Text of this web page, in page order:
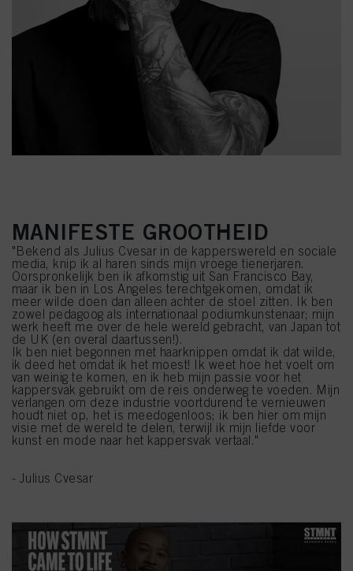
MANIFESTE GROOTHEID
"Bekend als Julius Cvesar in de kapperswereld en sociale
media, knip ik al haren sinds mijn vroege tienerjaren.
Oorspronkelijk ben ik afkomstig uit San Francisco Bay,
maar ik ben in Los Angeles terechtgekomen, omdat ik
meer wilde doen dan alleen achter de stoel zitten. Ik ben
zowel pedagoog als internationaal podiumkunstenaar; mijn
werk heeft me over de hele wereld gebracht, van Japan tot
de UK (en overal daartussen!).
Ik ben niet begonnen met haarknippen omdat ik dat wilde,
ik deed het omdat ik het moest! Ik weet hoe het voelt om
van weinig te komen, en ik heb mijn passie voor het
kappersvak gebruikt om de reis onderweg te voeden. Mijn
verlangen om deze industrie voortdurend te vernieuwen
houdt niet op, het is meedogenloos; ik ben hier om mijn
visie met de wereld te delen, terwijl ik mijn liefde voor
kunst en mode naar het kappersvak vertaal."
- Julius Cvesar